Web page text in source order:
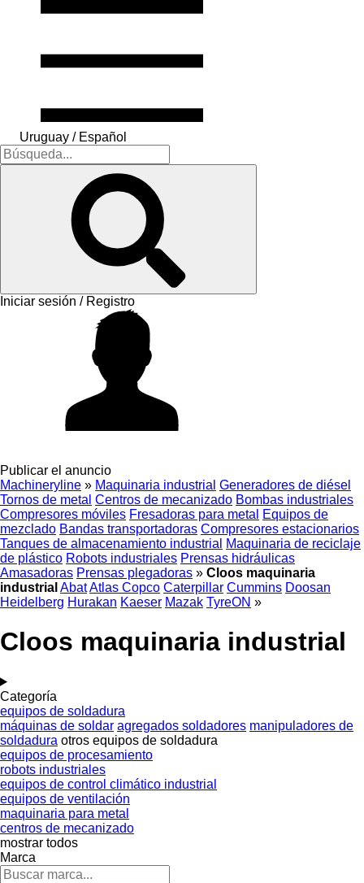
Uruguay / Español
Iniciar sesión / Registro
Publicar el anuncio
Machineryline » Maquinaria industrial Generadores de diésel
Tornos de metal Centros de mecanizado Bombas industriales
Compresores móviles Fresadoras para metal
Equipos de
mezclado Bandas transportadoras Compresores estacionarios
Tanques de almacenamiento industrial
Maquinaria de reciclaje
de plástico Robots industriales Prensas hidráulicas
Amasadoras Prensas plegadoras » Cloos maquinaria
industrial AbatAtlas Copco Caterpillar Cummins Doosan
Heidelberg Hurakan Kaeser Mazak TyreON »
Cloos maquinaria industrial
Categoría
equipos de soldadura
máquinas de soldar agregados soldadores manipuladores de
soldadura otros equipos de soldadura
equipos de procesamiento
robots industriales
equipos de control climático industrial
equipos de ventilación
maquinaria para metal
centros de mecanizado
mostrar todos
Marca